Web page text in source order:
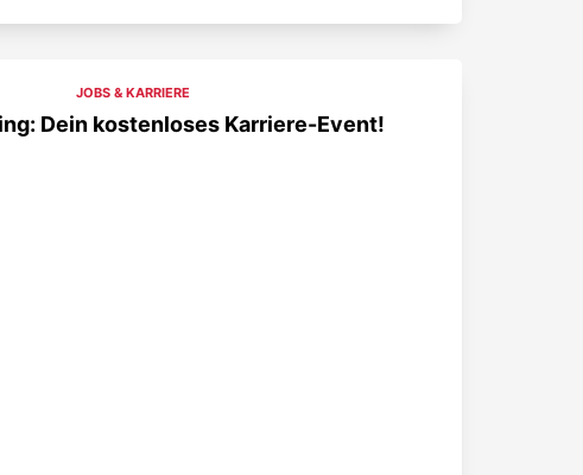
JOBS & KARRIERE
Dein kostenloses Karriere-Event!